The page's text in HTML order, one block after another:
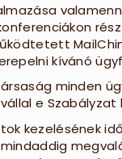
kívánó
minden
e Szabályzat
kezelésének